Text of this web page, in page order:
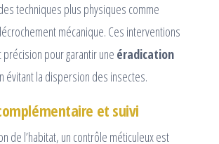
techniques plus physiques comme
mécanique. Ces interventions
pour garantir une éradication
évitant la dispersion des insectes.
et suivi
de l’habitat, un contrôle méticuleux est